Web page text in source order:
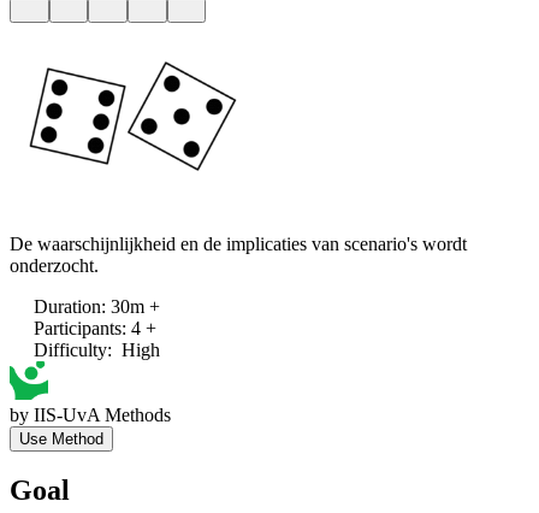
De waarschijnlijkheid en de implicaties van scenario's wordt
onderzocht.
Duration: 30m +
Participants: 4 +
Difficulty: High
by IIS-UvA Methods
Use Method
Goal